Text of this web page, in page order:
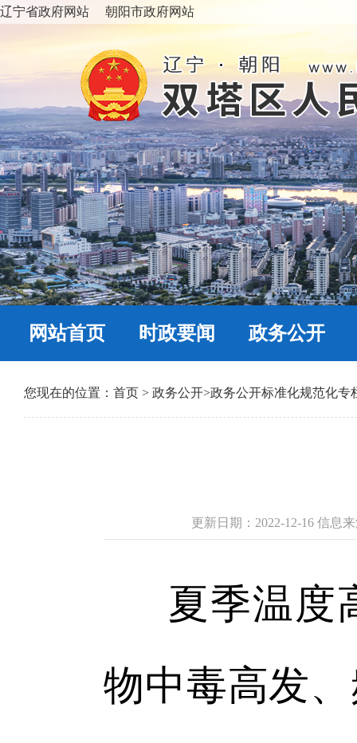
辽宁省政府网站 朝阳市政府网站
网站首页 时政要闻 政务公开
您现在的位置： 首页 > 政务公开>政务公开标准化规范化专
更新日期：2022-12-16 信息
夏季温度
物中毒高发